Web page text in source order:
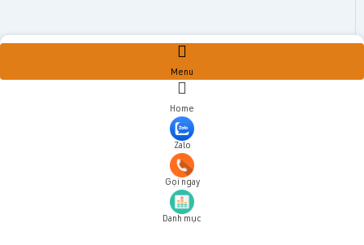
Menu
Home
Zalo
Gọi ngay
Danh mục